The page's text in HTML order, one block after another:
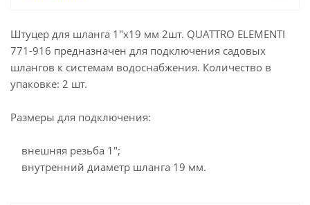
Штуцер для шланга 1"х19 мм 2шт. QUATTRO ELEMENTI
771-916 предназначен для подключения садовых
шлангов к системам водоснабжения. Количество в
упаковке: 2 шт.
Размеры для подключения:
внешняя резьба 1";
внутренний диаметр шланга 19 мм.